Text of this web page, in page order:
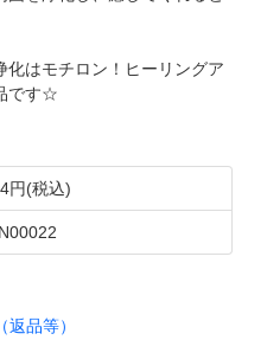
はモチロン！ヒーリングア
です☆
円(税込)
品等）